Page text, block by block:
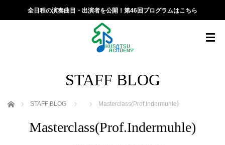
全日程の演奏曲目・出演者を公開！第46回プログラムはこちら
STAFF BLOG
ホーム STAFF BLOG Masterclass(Prof.Indermuhle)
Masterclass(Prof.Indermuhle)